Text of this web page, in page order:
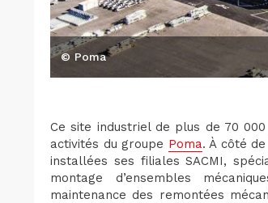
© Poma
Ce site industriel de plus de 70
activités du groupe Poma. À côté
installées ses filiales SACMI,
montage d’ensembles
maintenance des remontées